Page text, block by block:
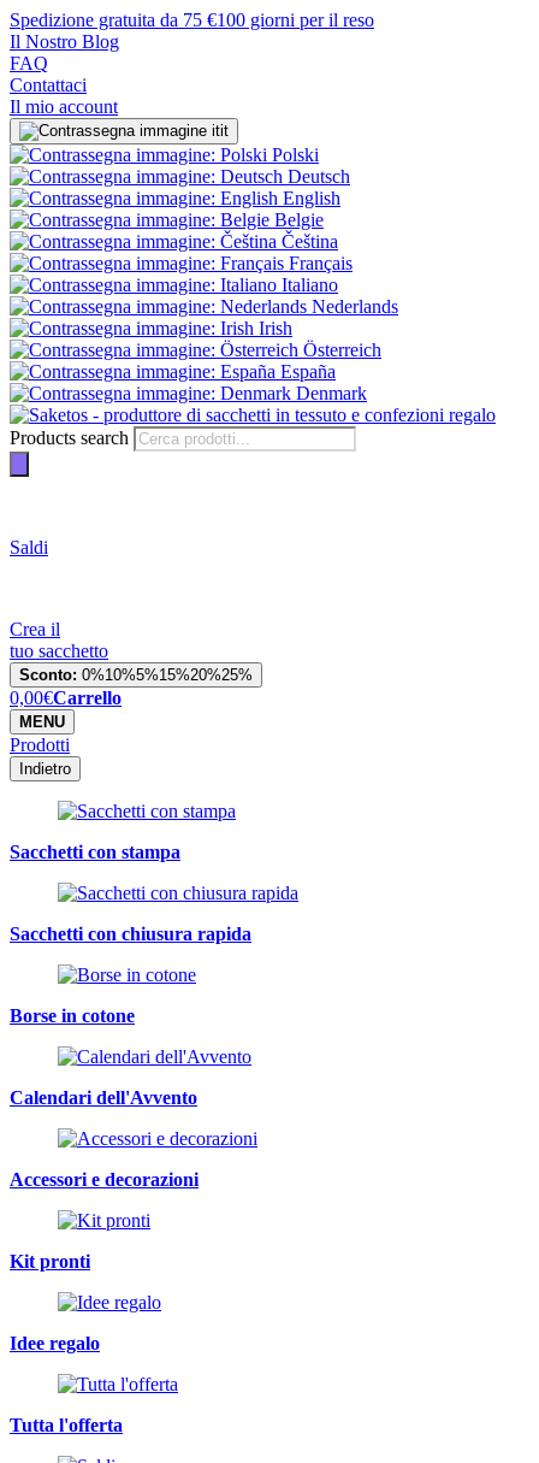
Spedizione gratuita da 75 €100 giorni per il reso
Il Nostro Blog
FAQ
Contattaci
Il mio account
it
Polski
Deutsch
English
Belgie
Čeština
Français
Italiano
Nederlands
Irish
Österreich
España
Denmark
Products search
Saldi
Crea il
tuo sacchetto
Sconto: 0%10%5%15%20%25%
0,00€Carrello
MENU
Prodotti
Indietro
Sacchetti con stampa
Sacchetti con chiusura rapida
Borse in cotone
Calendari dell'Avvento
Accessori e decorazioni
Kit pronti
Idee regalo
Tutta l'offerta